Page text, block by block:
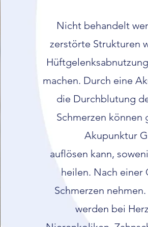
Nicht behandelt
zerstörte Strukturen
machen. Durch eine
die Durchblutung
Schmerzen
Akupunktur
auflösen kann,
heilen. Nach einer
Schmerzen
werden bei